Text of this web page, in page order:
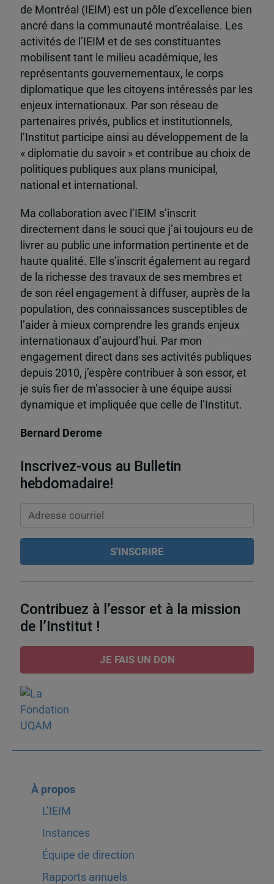
de Montréal (IEIM) est un pôle d’excellence bien
ancré dans la communauté montréalaise. Les
activités de l’IEIM et de ses constituantes
mobilisent tant le milieu académique, les
représentants gouvernementaux, le corps
diplomatique que les citoyens intéressés par les
enjeux internationaux. Par son réseau de
partenaires privés, publics et institutionnels,
l’Institut participe ainsi au développement de la
« diplomatie du savoir » et contribue au choix de
politiques publiques aux plans municipal,
national et international.
Ma collaboration avec l’IEIM s’inscrit
directement dans le souci que j’ai toujours eu de
livrer au public une information pertinente et de
haute qualité. Elle s’inscrit également au regard
de la richesse des travaux de ses membres et
de son réel engagement à diffuser, auprès de la
population, des connaissances susceptibles de
l’aider à mieux comprendre les grands enjeux
internationaux d’aujourd’hui. Par mon
engagement direct dans ses activités publiques
depuis 2010, j’espère contribuer à son essor, et
je suis fier de m’associer à une équipe aussi
dynamique et impliquée que celle de l’Institut.
Bernard Derome
Inscrivez-vous au Bulletin
hebdomadaire!
Contribuez à l’essor et à la mission
de l’Institut !
JE FAIS UN DON
À propos
L’IEIM
Instances
Équipe de direction
Rapports annuels